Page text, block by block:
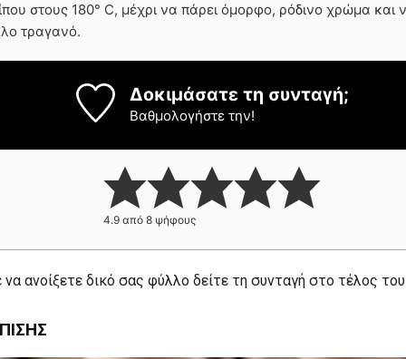
στους 180° C, μέχρι να πάρει όμορφο, ρόδινο χρώμα και
τραγανό.
Δοκιμάσατε τη συνταγή;
Βαθμολογήστε την!
4.9 από8 ψήφους
να ανοίξετε δικό σας φύλλο δείτε τη συνταγή στο τέλος